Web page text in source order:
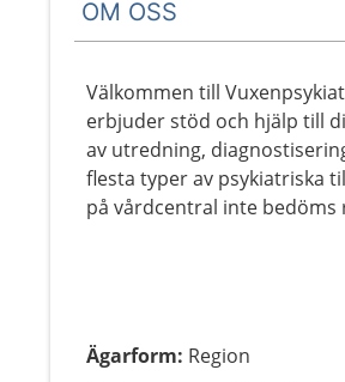
OM OSS
Välkommen till
erbjuder stöd och hjälp till
av utredning,
flesta typer av psykiatriska
på vårdcentral inte bedöms
Ägarform: Region